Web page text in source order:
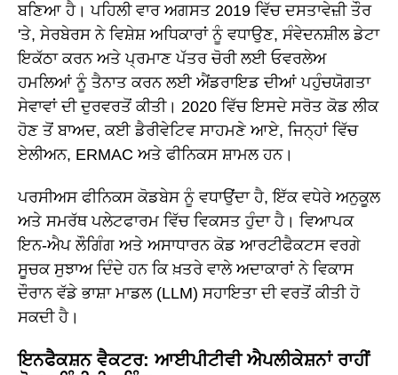
ਬਣਿਆ ਹੈ। ਪਹਿਲੀ ਵਾਰ ਅਗਸਤ 2019 ਵਿੱਚ ਦਸਤਾਵੇਜ਼ੀ ਤੌਰ
'ਤੇ, ਸੇਰਬੇਰਸ ਨੇ ਵਿਸ਼ੇਸ਼ ਅਧਿਕਾਰਾਂ ਨੂੰ ਵਧਾਉਣ, ਸੰਵੇਦਨਸ਼ੀਲ ਡੇਟਾ
ਇਕੱਠਾ ਕਰਨ ਅਤੇ ਪ੍ਰਮਾਣ ਪੱਤਰ ਚੋਰੀ ਲਈ ਓਵਰਲੇਅ
ਹਮਲਿਆਂ ਨੂੰ ਤੈਨਾਤ ਕਰਨ ਲਈ ਐਂਡਰਾਇਡ ਦੀਆਂ ਪਹੁੰਚਯੋਗਤਾ
ਸੇਵਾਵਾਂ ਦੀ ਦੁਰਵਰਤੋਂ ਕੀਤੀ। 2020 ਵਿੱਚ ਇਸਦੇ ਸਰੋਤ ਕੋਡ ਲੀਕ
ਹੋਣ ਤੋਂ ਬਾਅਦ, ਕਈ ਡੈਰੀਵੇਟਿਵ ਸਾਹਮਣੇ ਆਏ, ਜਿਨ੍ਹਾਂ ਵਿੱਚ
ਏਲੀਅਨ, ERMAC ਅਤੇ ਫੀਨਿਕਸ ਸ਼ਾਮਲ ਹਨ।
ਪਰਸੀਅਸ ਫੀਨਿਕਸ ਕੋਡਬੇਸ ਨੂੰ ਵਧਾਉਂਦਾ ਹੈ, ਇੱਕ ਵਧੇਰੇ ਅਨੁਕੂਲ
ਅਤੇ ਸਮਰੱਥ ਪਲੇਟਫਾਰਮ ਵਿੱਚ ਵਿਕਸਤ ਹੁੰਦਾ ਹੈ। ਵਿਆਪਕ
ਇਨ-ਐਪ ਲੌਗਿੰਗ ਅਤੇ ਅਸਾਧਾਰਨ ਕੋਡ ਆਰਟੀਫੈਕਟਸ ਵਰਗੇ
ਸੂਚਕ ਸੁਝਾਅ ਦਿੰਦੇ ਹਨ ਕਿ ਖ਼ਤਰੇ ਵਾਲੇ ਅਦਾਕਾਰਾਂ ਨੇ ਵਿਕਾਸ
ਦੌਰਾਨ ਵੱਡੇ ਭਾਸ਼ਾ ਮਾਡਲ (LLM) ਸਹਾਇਤਾ ਦੀ ਵਰਤੋਂ ਕੀਤੀ ਹੋ
ਸਕਦੀ ਹੈ।
ਇਨਫੈਕਸ਼ਨ ਵੈਕਟਰ: ਆਈਪੀਟੀਵੀ ਐਪਲੀਕੇਸ਼ਨਾਂ ਰਾਹੀਂ